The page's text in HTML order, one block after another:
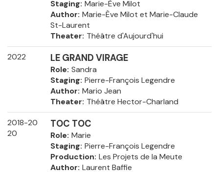
Staging Marie-Ève Milot
Author Marie-Ève Milot et Marie-Claude
St-Laurent
Theater Théâtre d'Aujourd'hui
2022 LE GRAND VIRAGE
Role Sandra
Staging Pierre-François Legendre
Author Mario Jean
Theater Théâtre Hector-Charland
2018-20
20
TOC TOC
Role Marie
Staging Pierre-François Legendre
Production Les Projets de la Meute
Author Laurent Baffie